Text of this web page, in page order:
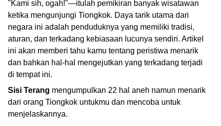
"Kami sih, ogah!"—itulah pemikiran banyak wisatawan
ketika mengunjungi Tiongkok. Daya tarik utama dari
negara ini adalah penduduknya yang memiliki tradisi,
aturan, dan terkadang kebiasaan lucunya sendiri. Artikel
ini akan memberi tahu kamu tentang peristiwa menarik
dan bahkan hal-hal mengejutkan yang terkadang terjadi
di tempat ini.
Sisi Terang mengumpulkan 22 hal aneh namun menarik
dari orang Tiongkok untukmu dan mencoba untuk
menjelaskannya.